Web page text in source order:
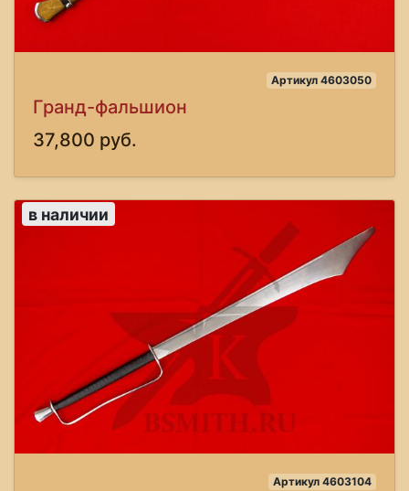
Артикул 4603050
Гранд-фальшион
37,800 руб.
в наличии
Артикул 4603104